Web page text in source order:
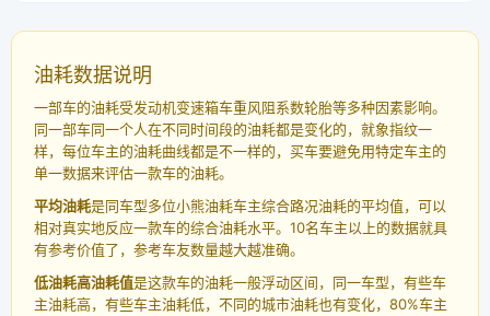
油耗数据说明
一部车的油耗受发动机变速箱车重风阻系数轮胎等多种因素影响。
同一部车同一个人在不同时间段的油耗都是变化的，就象指纹一
样，每位车主的油耗曲线都是不一样的，买车要避免用特定车主的
单一数据来评估一款车的油耗。
平均油耗是同车型多位小熊油耗车主综合路况油耗的平均值，可以
相对真实地反应一款车的综合油耗水平。10名车主以上的数据就具
有参考价值了，参考车友数量越大越准确。
低油耗高油耗值是这款车的油耗一般浮动区间，同一车型，有些车
主油耗高，有些车主油耗低，不同的城市油耗也有变化，80%车主